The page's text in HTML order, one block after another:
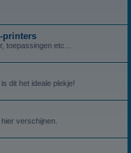
printers
toepassingen etc...
dit het ideale plekje!
verschijnen.